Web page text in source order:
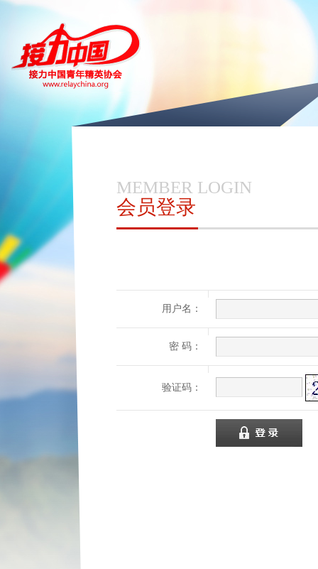
MEMBER LOGIN
会员登录
用户名：
密 码：
验证码：